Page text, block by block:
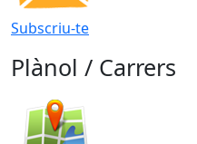
Subscriu-te
Plànol / Carrers